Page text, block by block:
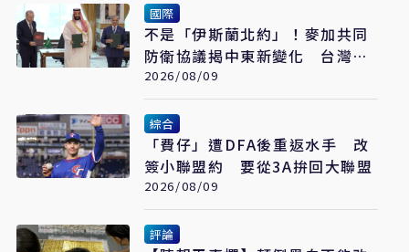
國際
不是「伊斯蘭北約」！麥加共同
防衛協議揭中東新變化 台灣該
看懂「多層次安全」
2026/08/09
綜合
「費仔」遭DFA後重返水手 改
簽小聯盟約 要從3A拚回大聯盟
2026/08/09
評論